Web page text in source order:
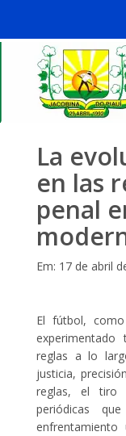
La
en las
penal
Em: 17 de abril
El fútbol,
experimentado
reglas a lo
justicia,
reglas, el tiro
periódicas